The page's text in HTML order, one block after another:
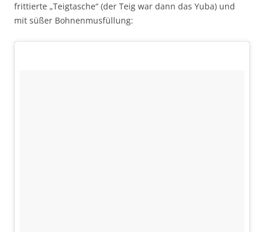
frittierte „Teigtasche“ (der Teig war dann das Yuba) und
mit süßer Bohnenmusfüllung: